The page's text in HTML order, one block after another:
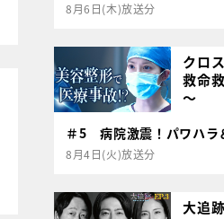
8月6日(木)放送分
クロ
救命
～
＃5 病院激震！パワハラ
8月4日(火)放送分
大追